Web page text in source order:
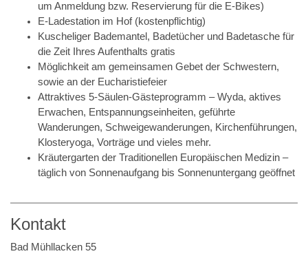
um Anmeldung bzw. Reservierung für die E-Bikes)
E-Ladestation im Hof (kostenpflichtig)
Kuscheliger Bademantel, Badetücher und Badetasche für
die Zeit Ihres Aufenthalts gratis
Möglichkeit am gemeinsamen Gebet der Schwestern,
sowie an der Eucharistiefeier
Attraktives 5-Säulen-Gästeprogramm – Wyda, aktives
Erwachen, Entspannungseinheiten, geführte
Wanderungen, Schweigewanderungen, Kirchenführungen,
Klosteryoga, Vorträge und vieles mehr.
Kräutergarten der Traditionellen Europäischen Medizin –
täglich von Sonnenaufgang bis Sonnenuntergang geöffnet
Kontakt
Bad Mühllacken 55